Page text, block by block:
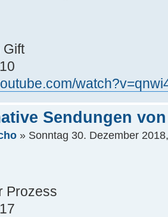
Gift
Sendungen
» Sonntag 30. Dezember
Prozess